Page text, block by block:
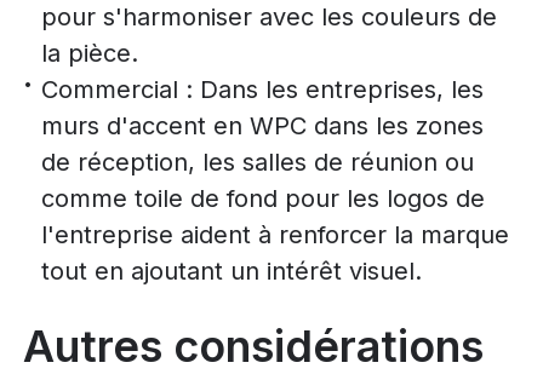
pour s'harmoniser avec les couleurs de
la pièce.
Commercial : Dans les entreprises, les
murs d'accent en WPC dans les zones
de réception, les salles de réunion ou
comme toile de fond pour les logos de
l'entreprise aident à renforcer la marque
tout en ajoutant un intérêt visuel.
Autres considérations